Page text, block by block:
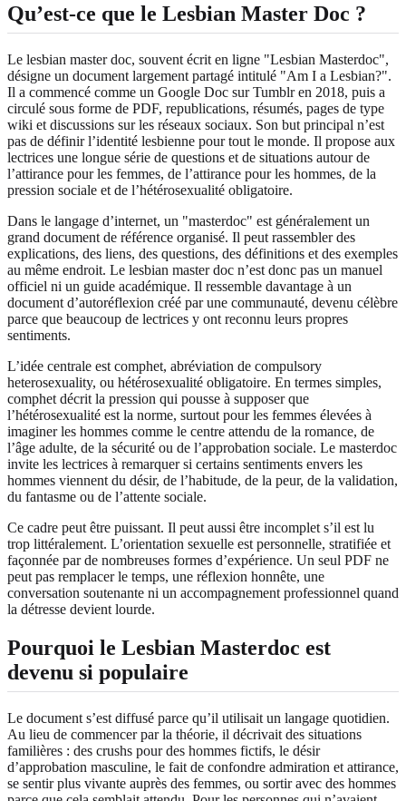
Qu’est-ce que le Lesbian Master Doc ?
Le lesbian master doc, souvent écrit en ligne "Lesbian Masterdoc",
désigne un document largement partagé intitulé "Am I a Lesbian?".
Il a commencé comme un Google Doc sur Tumblr en 2018, puis a
circulé sous forme de PDF, republications, résumés, pages de type
wiki et discussions sur les réseaux sociaux. Son but principal n’est
pas de définir l’identité lesbienne pour tout le monde. Il propose aux
lectrices une longue série de questions et de situations autour de
l’attirance pour les femmes, de l’attirance pour les hommes, de la
pression sociale et de l’hétérosexualité obligatoire.
Dans le langage d’internet, un "masterdoc" est généralement un
grand document de référence organisé. Il peut rassembler des
explications, des liens, des questions, des définitions et des exemples
au même endroit. Le lesbian master doc n’est donc pas un manuel
officiel ni un guide académique. Il ressemble davantage à un
document d’autoréflexion créé par une communauté, devenu célèbre
parce que beaucoup de lectrices y ont reconnu leurs propres
sentiments.
L’idée centrale est comphet, abréviation de compulsory
heterosexuality, ou hétérosexualité obligatoire. En termes simples,
comphet décrit la pression qui pousse à supposer que
l’hétérosexualité est la norme, surtout pour les femmes élevées à
imaginer les hommes comme le centre attendu de la romance, de
l’âge adulte, de la sécurité ou de l’approbation sociale. Le masterdoc
invite les lectrices à remarquer si certains sentiments envers les
hommes viennent du désir, de l’habitude, de la peur, de la validation,
du fantasme ou de l’attente sociale.
Ce cadre peut être puissant. Il peut aussi être incomplet s’il est lu
trop littéralement. L’orientation sexuelle est personnelle, stratifiée et
façonnée par de nombreuses formes d’expérience. Un seul PDF ne
peut pas remplacer le temps, une réflexion honnête, une
conversation soutenante ni un accompagnement professionnel quand
la détresse devient lourde.
Pourquoi le Lesbian Masterdoc est
devenu si populaire
Le document s’est diffusé parce qu’il utilisait un langage quotidien.
Au lieu de commencer par la théorie, il décrivait des situations
familières : des crushs pour des hommes fictifs, le désir
d’approbation masculine, le fait de confondre admiration et attirance,
se sentir plus vivante auprès des femmes, ou sortir avec des hommes